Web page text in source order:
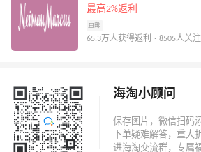
最高2%返利
直邮
65.3万人获得返利 · 8505人关注
海淘小顾问